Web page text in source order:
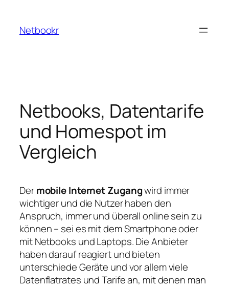
springen
Netbookr
Netbooks, Datentarife
und Homespot im
Vergleich
Dermobile Internet Zugangwird immer
wichtiger und die Nutzer haben den
Anspruch, immer und überall online sein zu
können – sei es mit dem Smartphone oder
mit Netbooks und Laptops. Die Anbieter
haben darauf reagiert und bieten
unterschiede Geräte und vor allem viele
Datenflatrates und Tarife an, mit denen man